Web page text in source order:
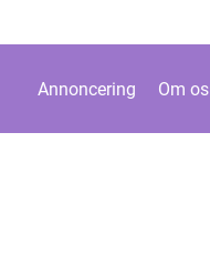
Annoncering Om os